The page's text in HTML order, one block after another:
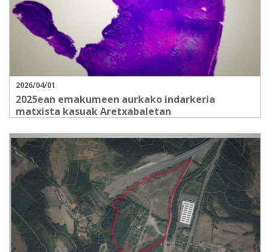
2026/04/01
2025ean emakumeen aurkako indarkeria
matxista kasuak Aretxabaletan